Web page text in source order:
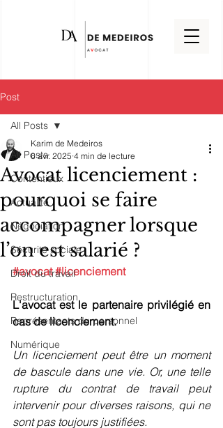
Post
All Posts
Contentieux
Actualité
Négociation
Sécurité sociale
Droit du travail
Restructuration
Représentants du personnel
Numérique
All Posts
Avocat licenciement :
pourquoi se faire
accompagner lorsque
l’on est salarié ?
Karim de Medeiros
6 avr. 2025 4 min de lecture
#avocat #licenciement
L'avocat est le partenaire privilégié en
cas de licenciement.
Un licenciement peut être un moment
de bascule dans une vie. Or, une telle
rupture du contrat de travail peut
intervenir pour diverses raisons, qui ne
sont pas toujours justifiées.